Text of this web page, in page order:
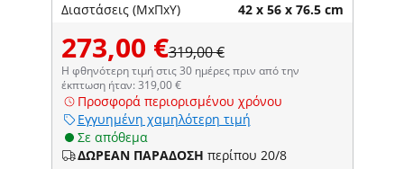
Διαστάσεις (ΜxΠxΥ) 42 x 56 x 76.5 cm
273,00 €319,00 €
Η φθηνότερη τιμή στις 30 ημέρες πριν από την
έκπτωση ήταν: 319,00 €
Προσφορά περιορισμένου χρόνου
Εγγυημένη χαμηλότερη τιμή
Σε απόθεμα
ΔΩΡΕΑΝ ΠΑΡΑΔΟΣΗ περίπου 20/8